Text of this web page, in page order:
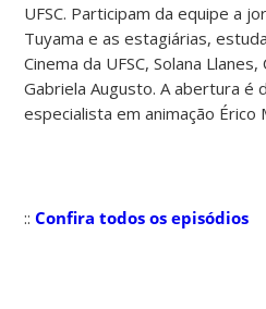
UFSC. Participam da equipe a
Tuyama e as estagiárias,
Cinema da UFSC, Solana
Gabriela Augusto. A abertura é
especialista em animação Érico
​::Confira todos os episódios